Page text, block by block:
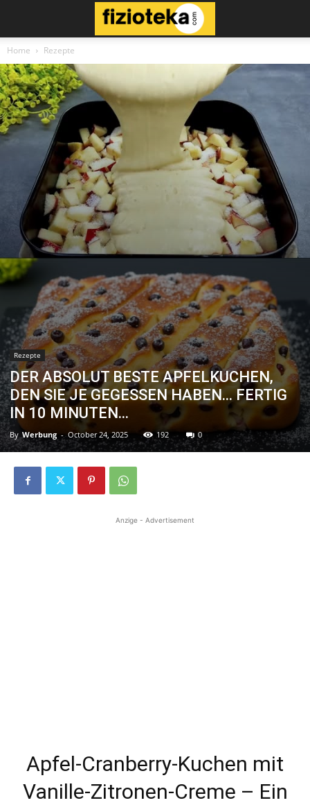
Home Rezepte
Rezepte
DER ABSOLUT BESTE APFELKUCHEN,
DEN SIE JE GEGESSEN HABEN… FERTIG
IN 10 MINUTEN…
By Werbung - October 24, 2025 192 0
Anzige - Advertisement
Apfel-Cranberry-Kuchen mit
Vanille-Zitronen-Creme – Ein